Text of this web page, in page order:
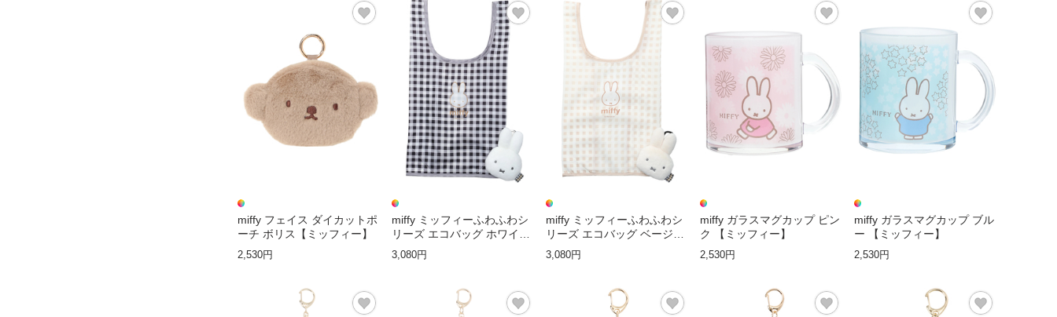
miffy フェイス ダイカットポ
ーチ ボリス【ミッフィー】
2,530円
miffy ミッフィーふわふわシ
リーズ エコバッグ ホワイト
【ミッフィー】
3,080円
miffy ミッフィーふわふわシ
リーズ エコバッグ ベージュ
【ミッフィー】
3,080円
miffy ガラスマグカップ ピン
ク 【ミッフィー】
2,530円
miffy ガラスマグカップ ブル
ー 【ミッフィー】
2,530円